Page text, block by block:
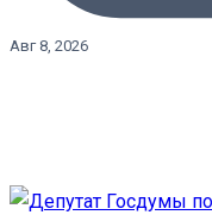
Авг 8, 2026